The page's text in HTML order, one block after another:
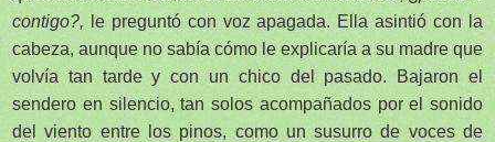
contigo?, le preguntó con voz apagada. Ella asintió con la
cabeza, aunque no sabía cómo le explicaría a su madre que
volvía tan tarde y con un chico del pasado. Bajaron el
sendero en silencio, tan solos acompañados por el sonido
del viento entre los pinos, como un susurro de voces de